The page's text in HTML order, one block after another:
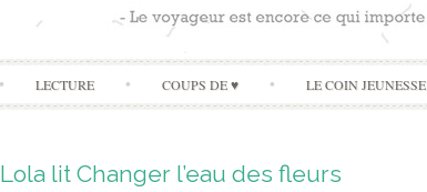
Skip
to
LECTURE COUPS DE ♥ LE COIN JEUNESSE
Lola lit Changer l’eau des fleurs